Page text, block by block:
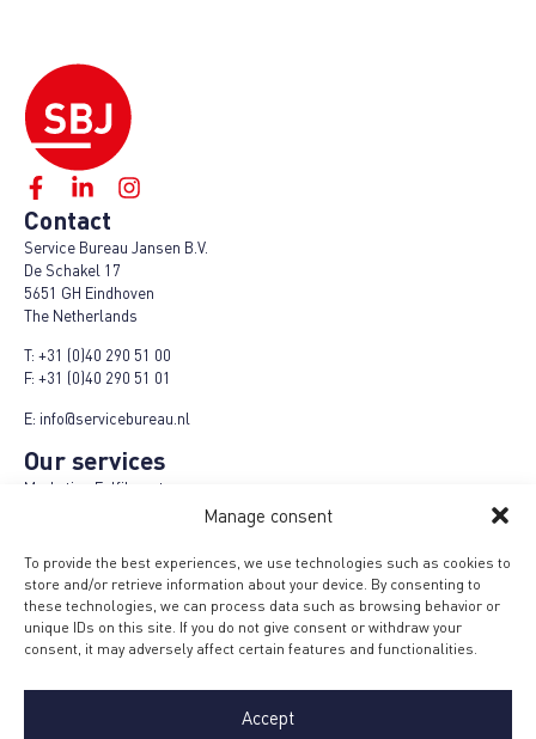
Manage consent
To provide the best experiences, we use technologies such as cookies to
store and/or retrieve information about your device. By consenting to
these technologies, we can process data such as browsing behavior or
unique IDs on this site. If you do not give consent or withdraw your
consent, it may adversely affect certain features and functionalities.
Accept
Contact
Service Bureau Jansen B.V.
De Schakel 17
5651 GH Eindhoven
The Netherlands
T: +31 (0)40 290 51 00
F: +31 (0)40 290 51 01
E: info@servicebureau.nl
Our services
Marketing Fulfilment
Refund-Repair-Return
Cashback campaigns
Product Plus campaigns
Loyalty campaigns
Menu